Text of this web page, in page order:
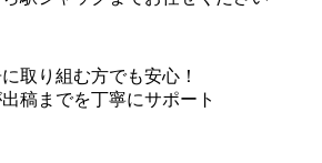
取り組む方でも安心！
稿までを丁寧にサポート